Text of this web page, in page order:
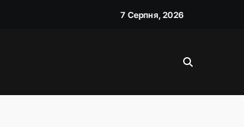
7 Серпня, 2026